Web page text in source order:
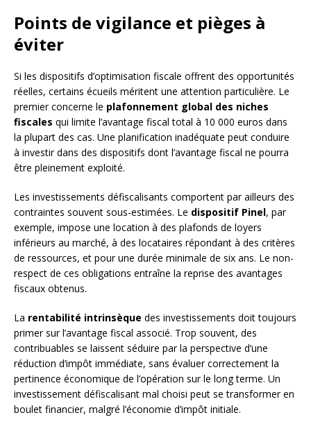
Points de vigilance et pièges à
éviter
Si les dispositifs d’optimisation fiscale offrent des opportunités
réelles, certains écueils méritent une attention particulière. Le
premier concerne le plafonnement global des niches
fiscales qui limite l’avantage fiscal total à 10 000 euros dans
la plupart des cas. Une planification inadéquate peut conduire
à investir dans des dispositifs dont l’avantage fiscal ne pourra
être pleinement exploité.
Les investissements défiscalisants comportent par ailleurs des
contraintes souvent sous-estimées. Le dispositif Pinel, par
exemple, impose une location à des plafonds de loyers
inférieurs au marché, à des locataires répondant à des critères
de ressources, et pour une durée minimale de six ans. Le non-
respect de ces obligations entraîne la reprise des avantages
fiscaux obtenus.
La rentabilité intrinsèque des investissements doit toujours
primer sur l’avantage fiscal associé. Trop souvent, des
contribuables se laissent séduire par la perspective d’une
réduction d’impôt immédiate, sans évaluer correctement la
pertinence économique de l’opération sur le long terme. Un
investissement défiscalisant mal choisi peut se transformer en
boulet financier, malgré l’économie d’impôt initiale.